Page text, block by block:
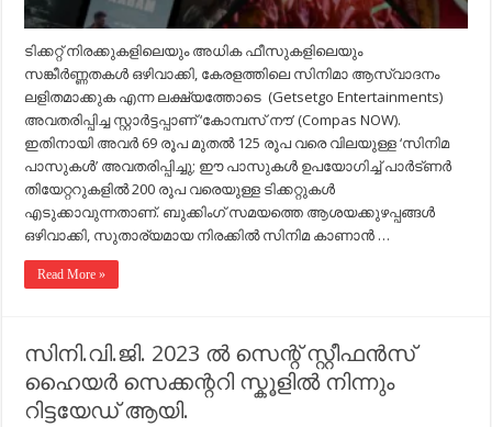
ടിക്കറ്റ് നിരക്കുകളിലെയും അധിക ഫീസുകളിലെയും
സങ്കീർണ്ണതകൾ ഒഴിവാക്കി, കേരളത്തിലെ സിനിമാ ആസ്വാദനം
ലളിതമാക്കുക എന്ന ലക്ഷ്യത്തോടെ (Getsetgo Entertainments)
അവതരിപ്പിച്ച സ്റ്റാർട്ടപ്പാണ് ‘കോമ്പസ് നൗ’ (Compas NOW).
ഇതിനായി അവർ 69 രൂപ മുതൽ 125 രൂപ വരെ വിലയുള്ള ‘സിനിമ
പാസുകൾ’ അവതരിപ്പിച്ചു; ഈ പാസുകൾ ഉപയോഗിച്ച് പാർട്ണർ
തിയേറ്ററുകളിൽ 200 രൂപ വരെയുള്ള ടിക്കറ്റുകൾ
എടുക്കാവുന്നതാണ്. ബുക്കിംഗ് സമയത്തെ ആശയക്കുഴപ്പങ്ങൾ
ഒഴിവാക്കി, സുതാര്യമായ നിരക്കിൽ സിനിമ കാണാൻ …
Read More »
സിനി.വി.ജി. 2023 ൽ സെന്റ് സ്റ്റീഫൻസ്
ഹൈയർ സെക്കന്ററി സ്കൂളിൽ നിന്നും
റിട്ടയേഡ് ആയി.